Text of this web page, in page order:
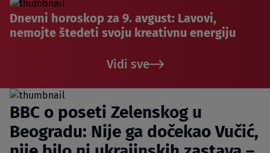
Dnevni horoskop za 9. avgust: Lavovi,
nemojte štedeti svoju kreativnu energiju
Vidi sve
BBC o poseti Zelenskog u
Beogradu: Nije ga dočekao Vučić,